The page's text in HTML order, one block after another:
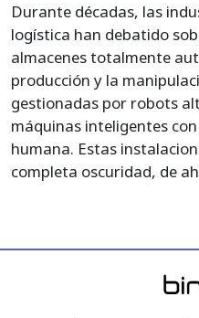
Durante décadas, las
logística han debatido
almacenes totalmente
producción y la
gestionadas por robots
máquinas inteligentes
humana. Estas
completa oscuridad, de